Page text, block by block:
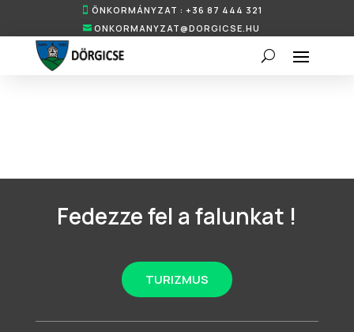
ÖNKORMÁNYZAT : +36 87 444 321
ONKORMANYZAT@DORGICSE.HU
Fedezze fel a falunkat !
TURIZMUS